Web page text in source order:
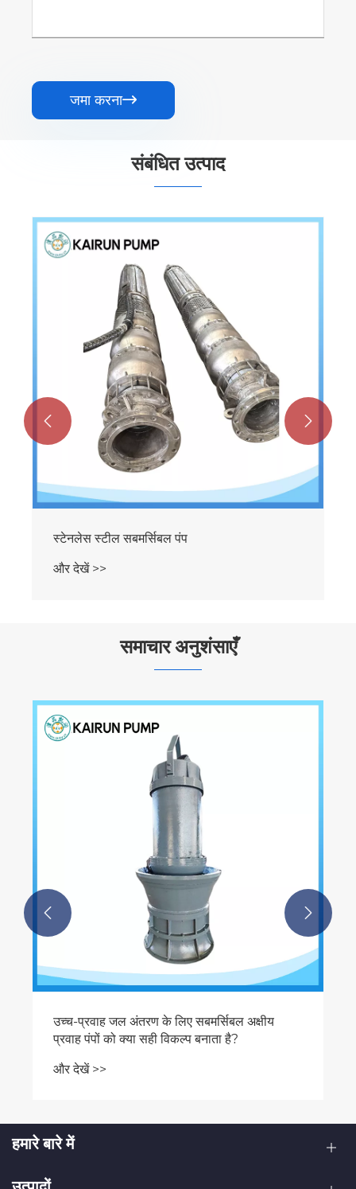
जमा करना
संबंधित उत्पाद
डीप वेल सबमर्सिबल पंप
 
समाचार अनुशंसाएँ
एक सबमर्सिबल सीवेज पंप जल निकासी की विफलता,
रुकावट और महंगे डाउनटाइम को कैसे समाप्त कर सकता
 
हमारे बारे में